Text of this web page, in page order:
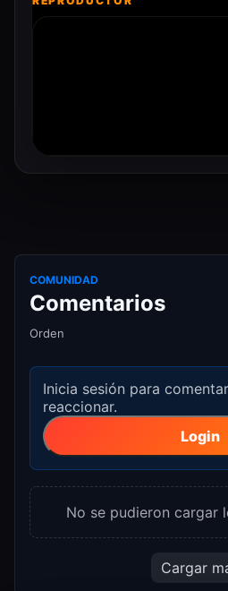
COMUNIDAD
Comentarios
Orden
Inicia sesión para
reaccionar.
Login
No se pudieron cargar
Cargar